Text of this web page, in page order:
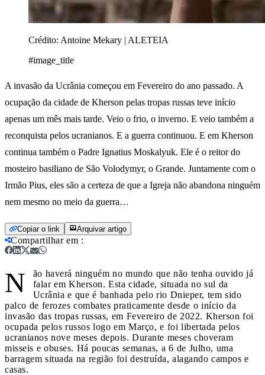
Crédito: Antoine Mekary | ALETEIA
#image_title
A invasão da Ucrânia começou em Fevereiro do ano passado. A
ocupação da cidade de Kherson pelas tropas russas teve início
apenas um mês mais tarde. Veio o frio, o inverno. E veio também a
reconquista pelos ucranianos. E a guerra continuou. E em Kherson
continua também o Padre Ignatius Moskalyuk. Ele é o reitor do
mosteiro basiliano de São Volodymyr, o Grande. Juntamente com o
Irmão Pius, eles são a certeza de que a Igreja não abandona ninguém
nem mesmo no meio da guerra…
Copiar o link Arquivar artigo
Compartilhar em :
N
ão haverá ninguém no mundo que não tenha ouvido já
falar em Kherson. Esta cidade, situada no sul da
Ucrânia e que é banhada pelo rio Dnieper, tem sido
palco de ferozes combates praticamente desde o início da
invasão das tropas russas, em Fevereiro de 2022. Kherson foi
ocupada pelos russos logo em Março, e foi libertada pelos
ucranianos nove meses depois. Durante meses choveram
misseis e obuses. Há poucas semanas, a 6 de Julho, uma
barragem situada na região foi destruída, alagando campos e
casas.